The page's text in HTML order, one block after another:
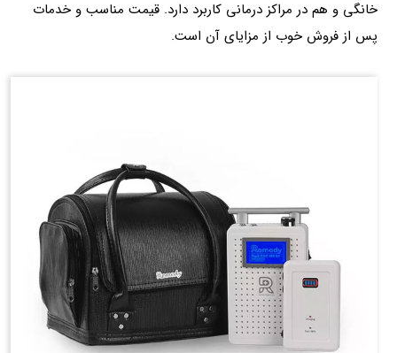
خانگی و هم در مراکز درمانی کاربرد دارد. قیمت مناسب و خدمات
پس از فروش خوب از مزایای آن است.